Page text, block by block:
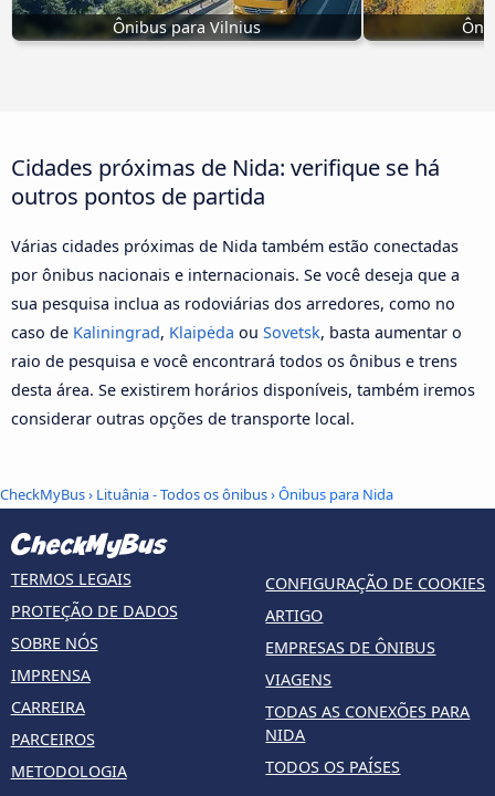
Ônibus para Vilnius
Cidades próximas de Nida: verifique se há
outros pontos de partida
Várias cidades próximas de Nida também estão conectadas
por ônibus nacionais e internacionais. Se você deseja que a
sua pesquisa inclua as rodoviárias dos arredores, como no
caso de Kaliningrad, Klaipėda ou Sovetsk, basta aumentar o
raio de pesquisa e você encontrará todos os ônibus e trens
desta área. Se existirem horários disponíveis, também iremos
considerar outras opções de transporte local.
CheckMyBus› Lituânia - Todos os ônibus› Ônibus para Nida
TERMOS LEGAIS
PROTEÇÃO DE DADOS
SOBRE NÓS
IMPRENSA
CARREIRA
PARCEIROS
METODOLOGIA
CONFIGURAÇÃO DE COOKIES
ARTIGO
EMPRESAS DE ÔNIBUS
VIAGENS
TODAS AS CONEXÕES PARA
NIDA
TODOS OS PAÍSES